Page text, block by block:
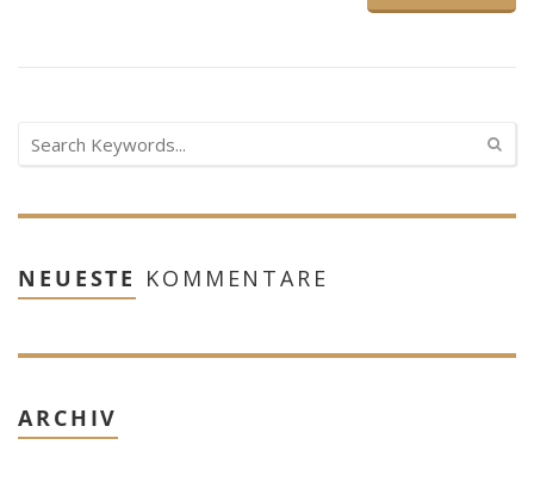
NEUESTE KOMMENTARE
ARCHIV